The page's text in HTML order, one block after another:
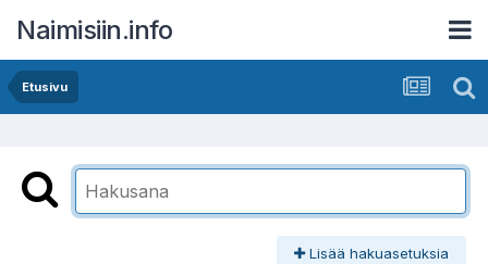
Naimisiin.info
Etusivu
Lisää hakuasetuksia